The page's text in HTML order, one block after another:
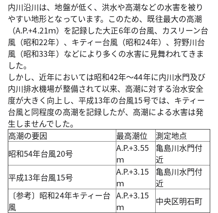
内川沿川は、地盤が低く、洪水や高潮などの水害を被り
やすい地形となっています。このため、既往最大の高潮
（A.P.+4.21ｍ）を記録した大正6年の台風、カスリーン台
風（昭和22年）、キティー台風（昭和24年）、狩野川台
風（昭和33年）などにより多くの水害に見舞われてきま
した。
しかし、近年においては昭和42年～44年に内川水門及び
内川排水機場が整備されて以来、高潮に対する治水安全
度が大きく向上し、平成13年の台風15号では、キティー
台風と同程度の高潮を記録したが、高潮による水害は発
生しませんでした。
高潮の要因
最高潮位
測定地点
昭和54年台風20号
A.P.+3.55
ｍ
亀島川水門付
近
平成13年台風15号
A.P.+3.15
ｍ
亀島川水門付
近
〔参考〕昭和24年キティー台
風
A.P.+3.15
ｍ
中央区明石町